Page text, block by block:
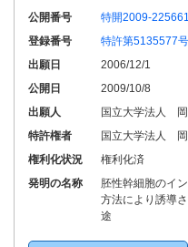
公開番号
特開2009-225661
登録番号
特許第5135577号
出願日
2006/12/1
公開日
2009/10/8
出願人
国立大学法人
特許権者
国立大学法人
権利化状況
権利化済
発明の名称
胚性幹細胞のイ
方法により誘導
途